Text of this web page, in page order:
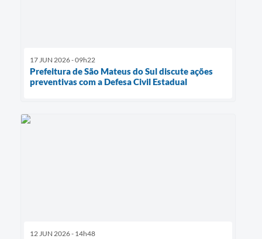
17 JUN 2026 - 09h22
Prefeitura de São Mateus do Sul discute ações
preventivas com a Defesa Civil Estadual
12 JUN 2026 - 14h48